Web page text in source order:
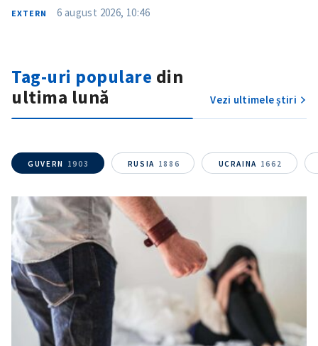
EXTERN 6 august 2026, 10:46
Tag-uri populare din
ultima lună
Vezi ultimele știri
GUVERN 1903 RUSIA 1886 UCRAINA 1662